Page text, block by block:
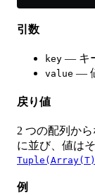
引数
key — キ
value —
戻り値
2 つの配列か
に並び、値は
例